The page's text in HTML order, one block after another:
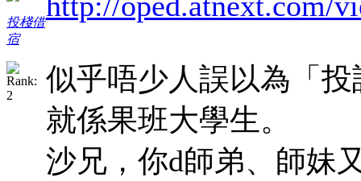
投棧借
宿
似乎唔少人誤以為「
就係果班大學生。
沙兄，你d師弟、師妹